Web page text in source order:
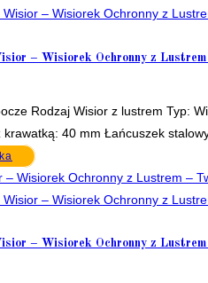
– Wisiorek Ochronny z
Rodzaj Wisior z lustrem Typ:
krawatką: 40 mm Łańcuszek
– Wisiorek Ochronny z